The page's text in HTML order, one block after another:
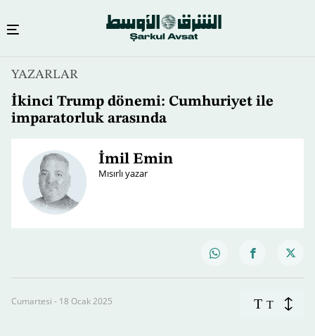
YAZARLAR
İkinci Trump dönemi: Cumhuriyet ile
imparatorluk arasında
İmil Emin
Mısırlı yazar
Cumartesi - 18 Ocak 2025 T T